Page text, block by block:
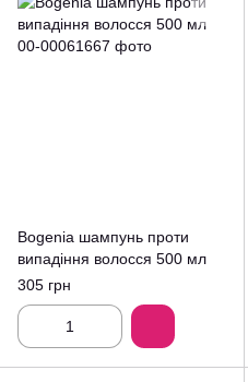
Bogenia шампунь проти
випадіння волосся 500 мл
305 грн